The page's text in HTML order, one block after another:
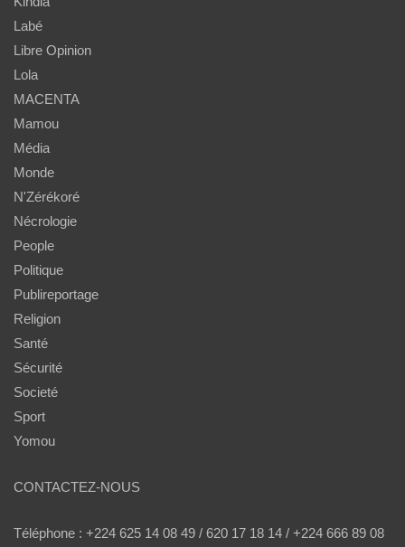
Labé
Libre Opinion
Lola
MACENTA
Mamou
Média
Monde
N'Zérékoré
Nécrologie
People
Politique
Publireportage
Religion
Santé
Sécurité
Societé
Sport
Yomou
CONTACTEZ-NOUS
Téléphone : +224 625 14 08 49 / 620 17 18 14 / +224 666 89 08